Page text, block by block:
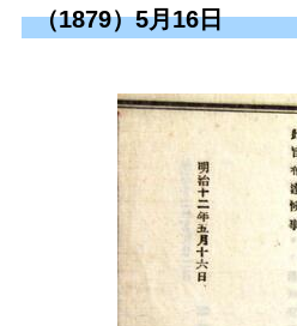
（1879）5月16日